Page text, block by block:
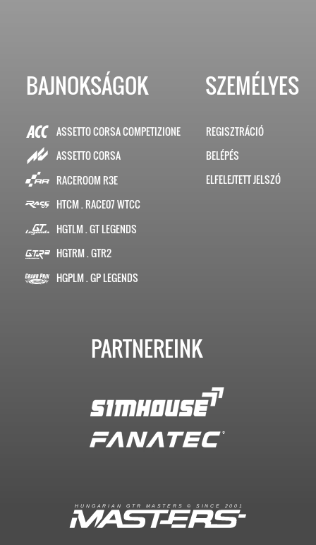
BAJNOKSÁGOK
ASSETTO CORSA COMPETIZIONE
ASSETTO CORSA
RACEROOM R3E
HTCM . RACE07 WTCC
HGTLM . GT LEGENDS
HGTRM . GTR2
HGPLM . GP LEGENDS
SZEMÉLYES
REGISZTRÁCIÓ
BELÉPÉS
ELFELEJTETT JELSZÓ
PARTNEREINK
H U N G A R I A N G T R M A S T E R S © S I N C E 2 0 0 1